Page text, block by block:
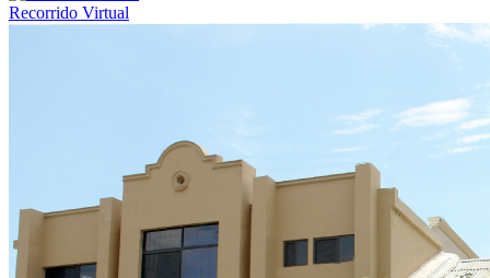
Recorrido Virtual